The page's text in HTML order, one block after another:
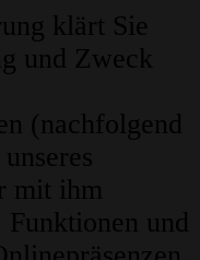
klärt Sie
und Zweck
(nachfolgend
mit ihm
Funktionen und